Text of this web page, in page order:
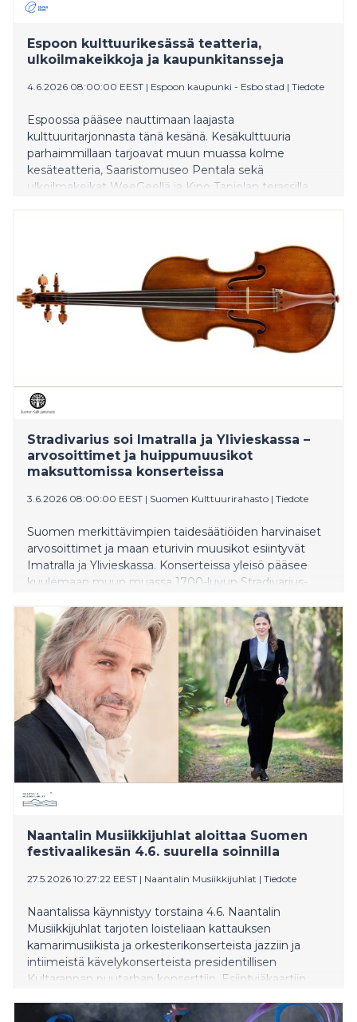
Espoon kulttuurikesässä teatteria,
ulkoilmakeikkoja ja kaupunkitansseja
4.6.2026 08:00:00 EEST | Espoon kaupunki - Esbo stad | Tiedote
Espoossa pääsee nauttimaan laajasta
kulttuuritarjonnasta tänä kesänä. Kesäkulttuuria
parhaimmillaan tarjoavat muun muassa kolme
kesäteatteria, Saaristomuseo Pentala sekä
ulkoilmakeikat WeeGeellä ja Kino Tapiolan terassilla.
Stradivarius soi Imatralla ja Ylivieskassa –
arvosoittimet ja huippumuusikot
maksuttomissa konserteissa
3.6.2026 08:00:00 EEST | Suomen Kulttuurirahasto | Tiedote
Suomen merkittävimpien taidesäätiöiden harvinaiset
arvosoittimet ja maan eturivin muusikot esiintyvät
Imatralla ja Ylivieskassa. Konserteissa yleisö pääsee
kuulemaan muun muassa 1700-luvun Stradivarius-
Naantalin Musiikkijuhlat aloittaa Suomen
festivaalikesän 4.6. suurella soinnilla
27.5.2026 10:27:22 EEST | Naantalin Musiikkijuhlat | Tiedote
Naantalissa käynnistyy torstaina 4.6. Naantalin
Musiikkijuhlat tarjoten loisteliaan kattauksen
kamarimusiikista ja orkesterikonserteista jazziin ja
intiimeistä kävelykonserteista presidentillisen
Kultarannan puutarhan konserttiin. Esiintyjäkaartiin
taitavia nuoria taiteilijoita kotimaasta ja ulkomailta. 46.